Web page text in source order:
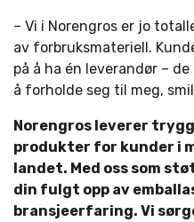
– Vi i Norengros er jo
av forbruksmateriell.
på å ha én leverandør –
å forholde seg til meg,
Norengros leverer
produkter for kunder i
landet. Med oss som
din fulgt opp av
bransjeerfaring. Vi